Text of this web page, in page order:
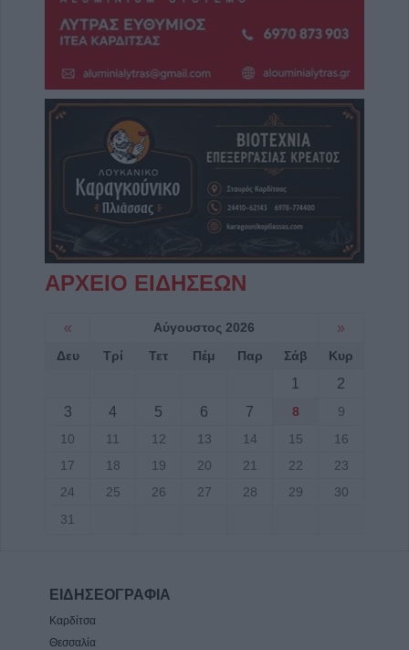
ΑΡΧΕΙΟ ΕΙΔΗΣΕΩΝ
« Αύγουστος 2026 »
Δευ Τρί Τετ Πέμ Παρ Σάβ Κυρ
1
2
3
4 5 6 7 8
9
10
11 12 13 14 15
16
17
18 19 20 21 22
23
24
25 26 27 28 29
30
31
ΕΙΔΗΣΕΟΓΡΑΦΙΑ
Καρδίτσα
Θεσσαλία